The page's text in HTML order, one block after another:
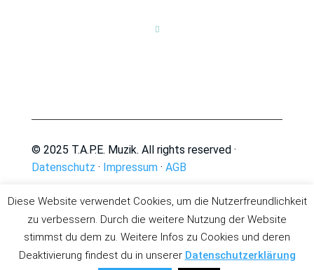

© 2025 T.A.P.E. Muzik. All rights reserved ·
Datenschutz · Impressum· AGB
Diese Website verwendet Cookies, um die Nutzerfreundlichkeit
zu verbessern. Durch die weitere Nutzung der Website
stimmst du dem zu. Weitere Infos zu Cookies und deren
Deaktivierung findest du in unserer Datenschutzerklärung
Deutsch English (Englisch)